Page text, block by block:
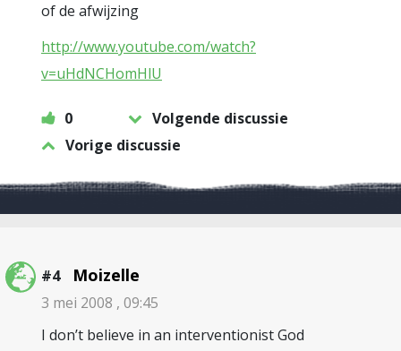
of de afwijzing
http://www.youtube.com/watch?
v=uHdNCHomHlU
0
Volgende discussie
Vorige discussie
#4 Moizelle
3 mei 2008 , 09:45
I don’t believe in an interventionist God